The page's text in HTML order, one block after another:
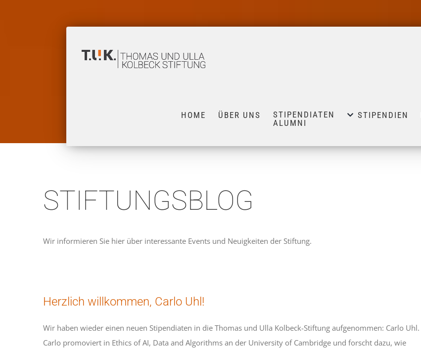
HOME ÜBER UNS
STIPENDIATEN
ALUMNI
STIPENDIEN
STIFTUNGSBLOG
Wir informieren Sie hier über interessante Events und Neuigkeiten der Stiftung.
Herzlich willkommen, Carlo Uhl!
Wir haben wieder einen neuen Stipendiaten in die Thomas und Ulla Kolbeck-Stiftung aufgenommen: Carlo Uhl.
Carlo promoviert in Ethics of AI, Data and Algorithms an der University of Cambridge und forscht dazu, wie